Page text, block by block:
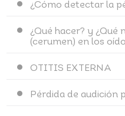
¿Cómo detectar la
¿Qué hacer? y ¿Qué
(cerumen) en los
OTITIS EXTERNA
Pérdida de audición